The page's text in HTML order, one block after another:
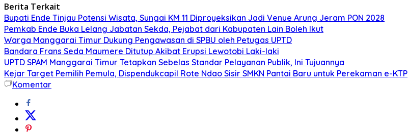
Berita Terkait
Bupati Ende Tinjau Potensi Wisata, Sungai KM 11 Diproyeksikan Jadi Venue Arung Jeram PON 2028
Pemkab Ende Buka Lelang Jabatan Sekda, Pejabat dari Kabupaten Lain Boleh Ikut
Warga Manggarai Timur Dukung Pengawasan di SPBU oleh Petugas UPTD
Bandara Frans Seda Maumere Ditutup Akibat Erupsi Lewotobi Laki-laki
UPTD SPAM Manggarai Timur Tetapkan Sebelas Standar Pelayanan Publik, Ini Tujuannya
Kejar Target Pemilih Pemula, Dispendukcapil Rote Ndao Sisir SMKN Pantai Baru untuk Perekaman e-KTP
Komentar